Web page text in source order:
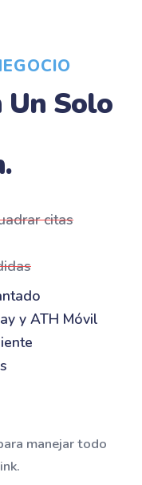
Un Solo
citas
y ATH Móvil
manejar todo